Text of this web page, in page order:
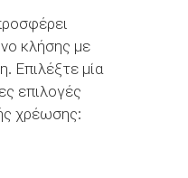
κλήσης με
Επιλέξτε μία
επιλογές
χρέωσης: